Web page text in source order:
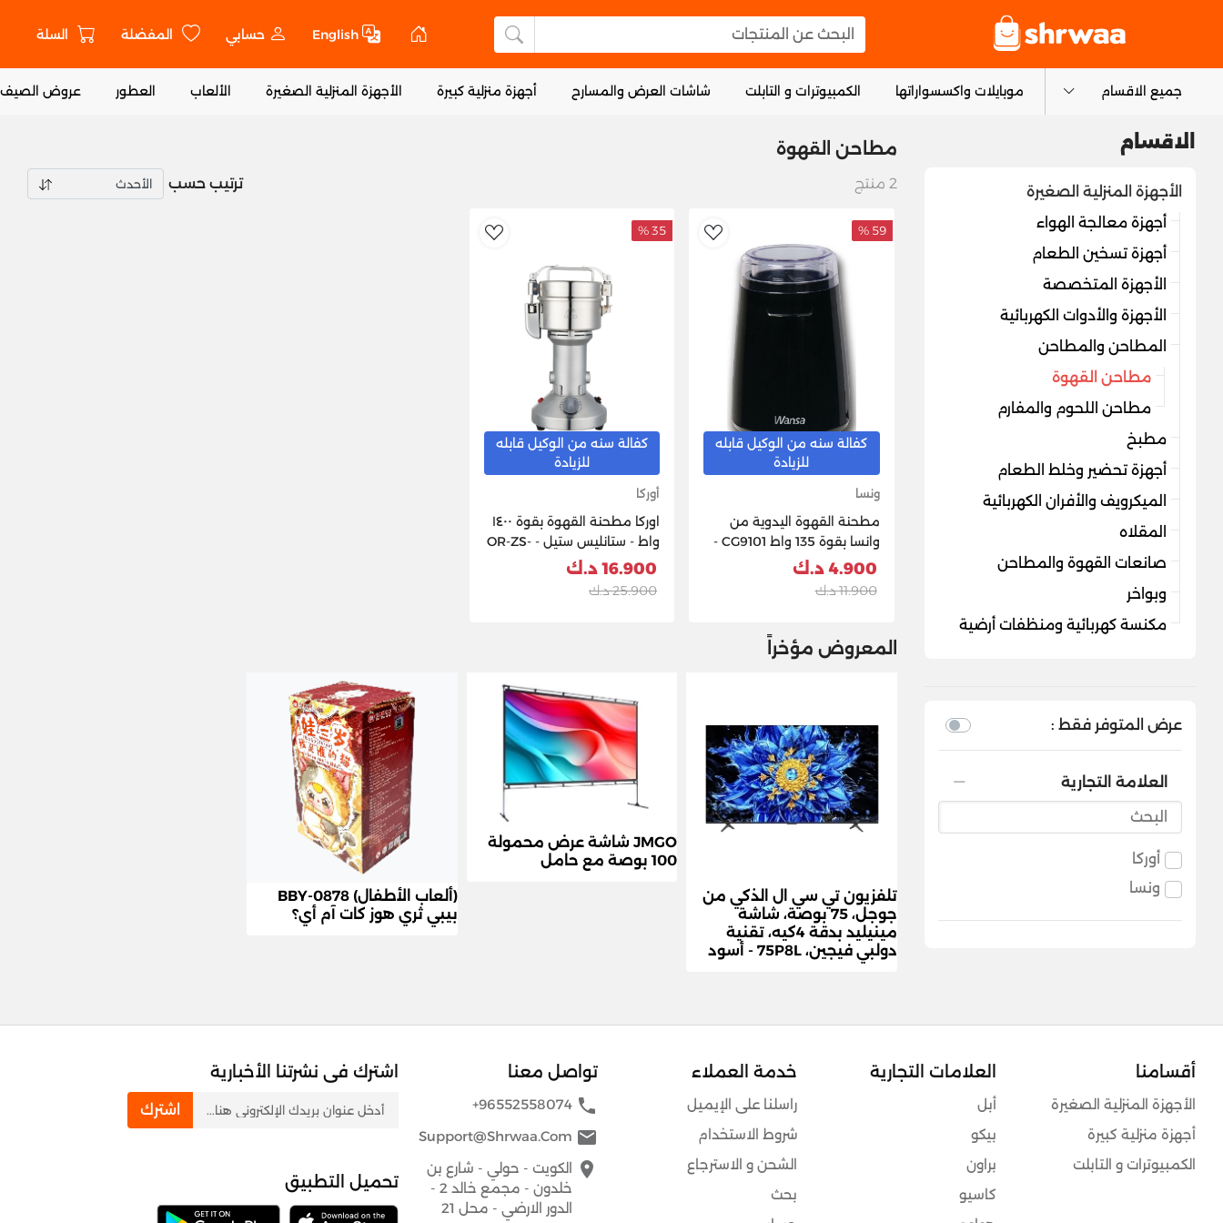
البحث عن المنتجات
البحث عن المنتجات
English حسابي المفضلة السلة
جميع الاقسام موبايلات واكسسواراتها الكمبيوترات و التابلت شاشات العرض والمسارح أجهزة منزلية كبيرة الأجهزة المنزلية الصغيرة الألعاب العطور عروض الصيف
مطاحن القهوة
2 منتج ترتيب حسب
AddToWishlist
59 %
كفالة سنه من الوكيل قابله
للزيادة
ونسا
مطحنة القهوة اليدوية من
وانسا بقوة 135 واط CG9101 -
أسود
4.900 د.ك
11.900 د.ك
AddToWishlist
35 %
كفالة سنه من الوكيل قابله
للزيادة
أوركا
اوركا مطحنة القهوة بقوة ١٤٠٠
واط - ستانليس ستيل - OR-ZS-
CG300
16.900 د.ك
25.900 د.ك
المعروض مؤخراً
تلفزيون تي سي ال الذكي من
جوجل، 75 بوصة، شاشة
مينيليد بدقة 4كيه، تقنية
دولبي فيجين، 75P8L - أسود
JMGO شاشة عرض محمولة
100 بوصة مع حامل
(ألعاب الأطفال) BBY-0878
بيبي ثري هوز كات آم أي؟
الاقسام
الأجهزة المنزلية الصغيرة
أجهزة معالجة الهواء
أجهزة تسخين الطعام
الأجهزة المتخصصة
الأجهزة والأدوات الكهربائية
المطاحن والمطاحن
مطاحن القهوة
مطاحن اللحوم والمفارم
مطبخ
أجهزة تحضير وخلط الطعام
الميكرويف والأفران الكهربائية
المقلاه
صانعات القهوة والمطاحن
وبواخر
مكنسة كهربائية ومنظفات أرضية
عرض المتوفر فقط :
العلامة التجارية
أوركا
ونسا
أقسامنا
الأجهزة المنزلية الصغيرة
أجهزة منزلية كبيرة
الكمبيوترات و التابلت
العلامات التجارية
أبل
بيكو
براون
كاسيو
خدمة العملاء
راسلنا على الإيميل
شروط الاستخدام
الشحن و الاسترجاع
بحث
تواصل معنا
phone
+96552558074
mail
Support@shrwaa.com
place
الكويت - حولي - شارع بن
خلدون - مجمع خالد 2 -
الدور الارضي - محل 21
اشترك فى نشرتنا الأخبارية
اشترك
تحميل التطبيق